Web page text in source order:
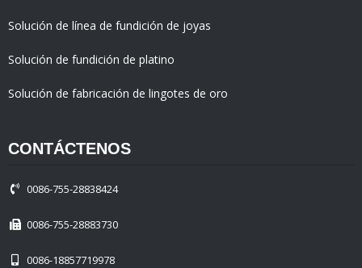
Solución de línea de fundición de joyas
Solución de fundición de platino
Solución de fabricación de lingotes de oro
CONTÁCTENOS
0086-755-28838424
0086-755-28883730
0086-18857719978